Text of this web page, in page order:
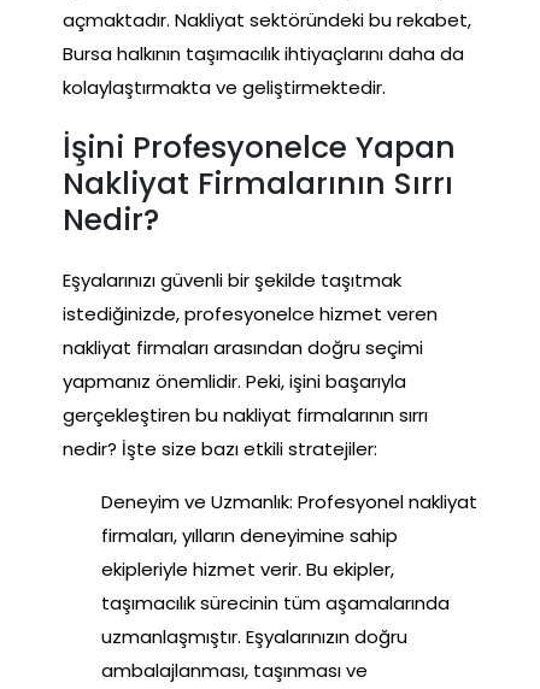
açmaktadır. Nakliyat sektöründeki bu rekabet,
Bursa halkının taşımacılık ihtiyaçlarını daha da
kolaylaştırmakta ve geliştirmektedir.
İşini Profesyonelce Yapan
Nakliyat Firmalarının Sırrı
Nedir?
Eşyalarınızı güvenli bir şekilde taşıtmak
istediğinizde, profesyonelce hizmet veren
nakliyat firmaları arasından doğru seçimi
yapmanız önemlidir. Peki, işini başarıyla
gerçekleştiren bu nakliyat firmalarının sırrı
nedir? İşte size bazı etkili stratejiler:
Deneyim ve Uzmanlık: Profesyonel nakliyat
firmaları, yılların deneyimine sahip
ekipleriyle hizmet verir. Bu ekipler,
taşımacılık sürecinin tüm aşamalarında
uzmanlaşmıştır. Eşyalarınızın doğru
ambalajlanması, taşınması ve